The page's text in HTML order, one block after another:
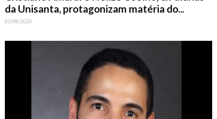
da Unisanta, protagonizam matéria do...
03/08/2020